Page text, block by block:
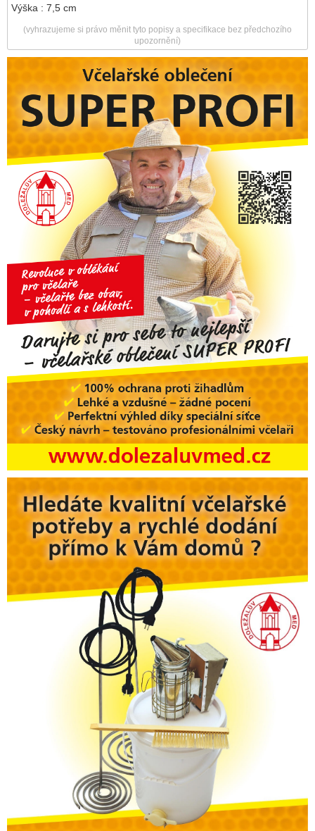
Výška : 7,5 cm
(vyhrazujeme si právo měnit tyto popisy a specifikace bez předchozího
upozornění)